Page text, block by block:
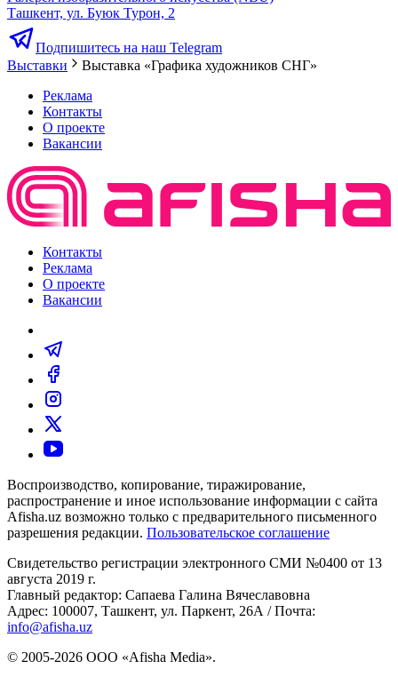
Ташкент, ул. Буюк Турон, 2
Подпишитесь на наш Telegram
Выставки
Выставка «Графика художников СНГ»
Реклама
Контакты
О проекте
Вакансии
Контакты
Реклама
О проекте
Вакансии
Воспроизводство, копирование, тиражирование,
распространение и иное использование информации с сайта
Afisha.uz возможно только с предварительного письменного
разрешения редакции. Пользовательское соглашение
Свидетельство регистрации электронного СМИ №0400 от 13
августа 2019 г.
Главный редактор: Сапаева Галина Вячеславовна
Адрес: 100007, Ташкент, ул. Паркент, 26А / Почта:
info@afisha.uz
© 2005-2026 ООО «Afisha Media».